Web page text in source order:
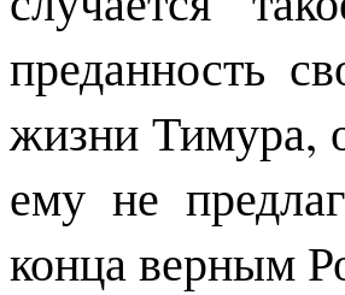
преданность
жизни Тимура,
ему не
конца верным